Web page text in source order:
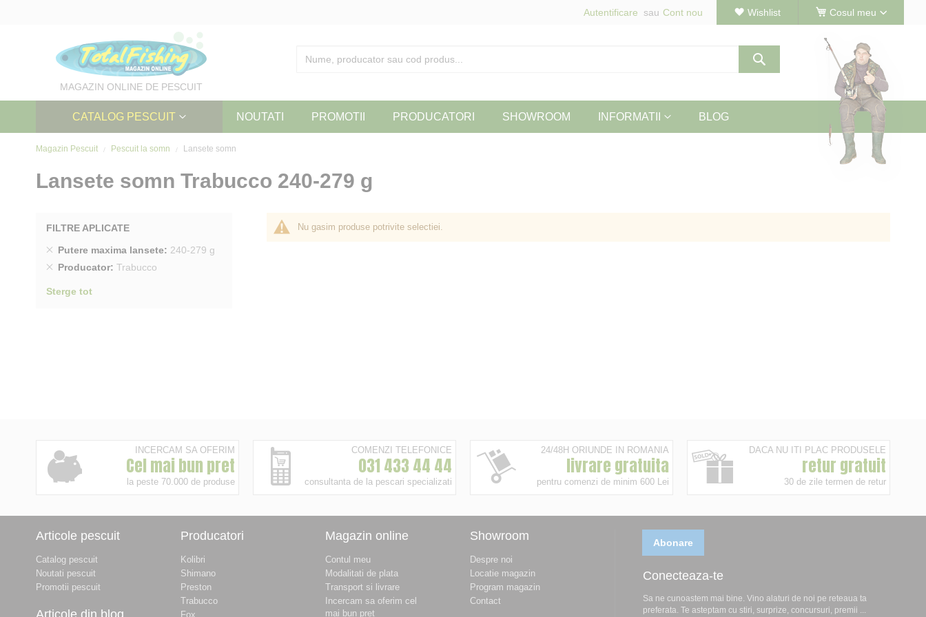
Cosul meu
Wishlist
Autentificare Cont nou
MAGAZIN ONLINE DE PESCUIT
CATALOG PESCUIT NOUTATI PROMOTII PRODUCATORI SHOWROOM INFORMATII BLOG
Magazin Pescuit Pescuit la somn Lansete somn
Lansete somn Trabucco 240-279 g
Nu gasim produse potrivite selectiei.
FILTRE APLICATE
Putere maxima lansete
240-279 g
Sterge
produs
Producator Trabucco
Sterge
Sterge tot
INCERCAM SA OFERIM
Cel mai bun pret
la peste 70.000 de produse
COMENZI TELEFONICE
031 433 44 44
consultanta de la pescari specializati
24/48H ORIUNDE IN ROMANIA
livrare gratuita
pentru comenzi de minim 600 Lei
DACA NU ITI PLAC PRODUSELE
retur gratuit
30 de zile termen de retur
Articole pescuit
Catalog pescuit
Noutati pescuit
Promotii pescuit
Articole din blog
Producatori
Kolibri
Shimano
Preston
Trabucco
Fox
Magazin online
Contul meu
Modalitati de plata
Transport si livrare
Incercam sa oferim cel
mai bun pret
Showroom
Despre noi
Locatie magazin
Program magazin
Contact
Abonare
Conecteaza-te
Sa ne cunoastem mai bine. Vino alaturi de noi pe reteaua ta
preferata. Te asteptam cu stiri, surprize, concursuri, premii ...